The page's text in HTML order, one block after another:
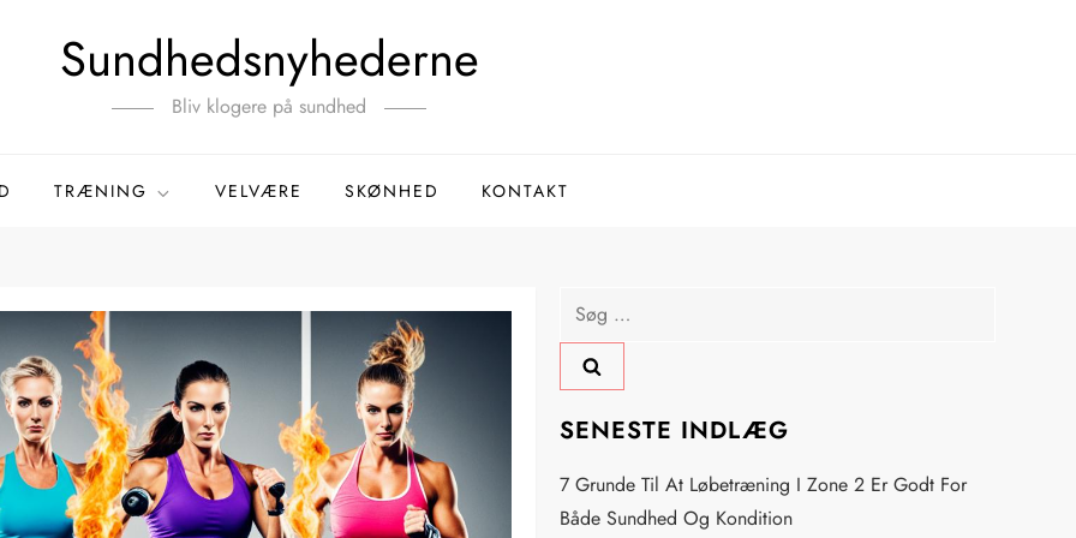
Sundhedsnyhederne
Bliv klogere på sundhed
TRÆNING VELVÆRE SKØNHED KONTAKT
Søg
efter:
SENESTE INDLÆG
7 Grunde Til At Løbetræning I Zone 2 Er Godt For
Både Sundhed Og Kondition